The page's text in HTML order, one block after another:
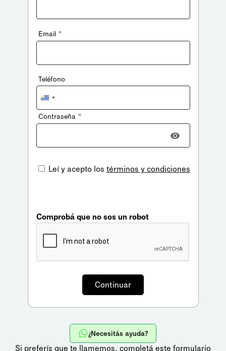
Email *
Teléfono
Uruguay
+598
Contraseña *
Leí y acepto los términos y condiciones
Comprobá que no sos un robot
¿Necesitás ayuda?
Si preferís que te llamemos, completá este formulario